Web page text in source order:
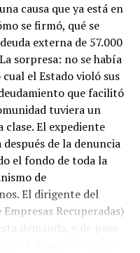
causa que ya está en
se firmó, qué se
externa de 57.000
sorpresa: no se había
el Estado violó sus
que facilitó
tuviera un
El expediente
de la denuncia
el fondo de toda la
de
El dirigente del
Recuperadas)